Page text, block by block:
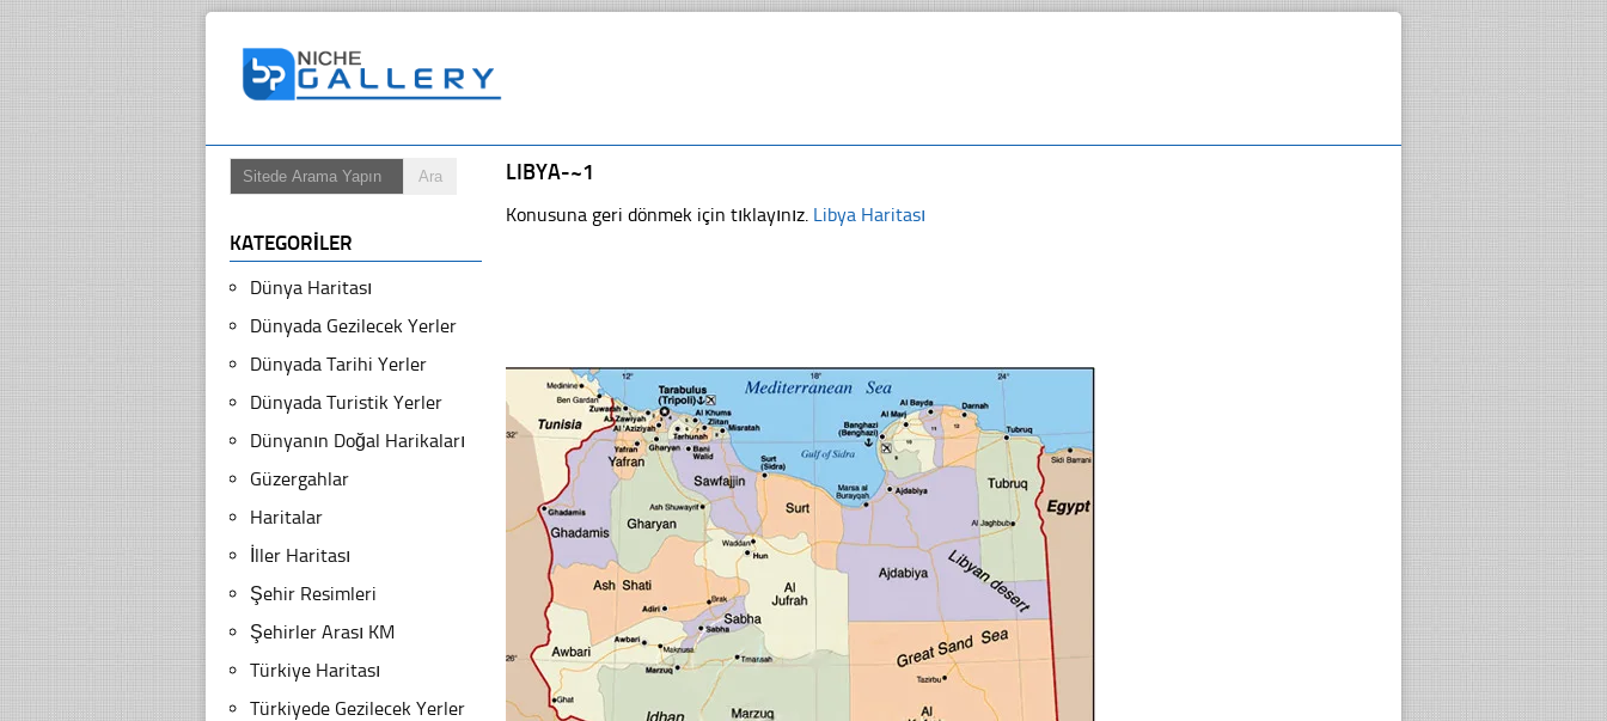
LIBYA-~1
Konusuna geri dönmek için tıklayınız. Libya Haritası
KATEGORILER
Dünya Haritası
Dünyada Gezilecek Yerler
Dünyada Tarihi Yerler
Dünyada Turistik Yerler
Dünyanın Doğal Harikaları
Güzergahlar
Haritalar
İller Haritası
Şehir Resimleri
Şehirler Arası KM
Türkiye Haritası
Türkiyede Gezilecek Yerler